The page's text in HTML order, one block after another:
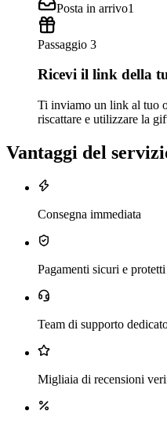
Posta in arrivo1
Passaggio 3
Ricevi il link della
Ti inviamo un link al tuo
riscattare e utilizzare la
Vantaggi del
Consegna immediata
Pagamenti sicuri e protetti
Team di supporto
Migliaia di recensioni